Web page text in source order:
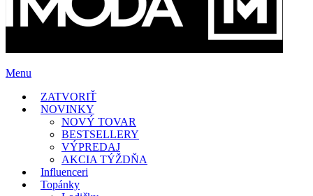
Menu
ZATVORIŤ
NOVINKY
NOVÝ TOVAR
BESTSELLERY
VÝPREDAJ
AKCIA TÝŽDŇA
Influenceri
Topánky